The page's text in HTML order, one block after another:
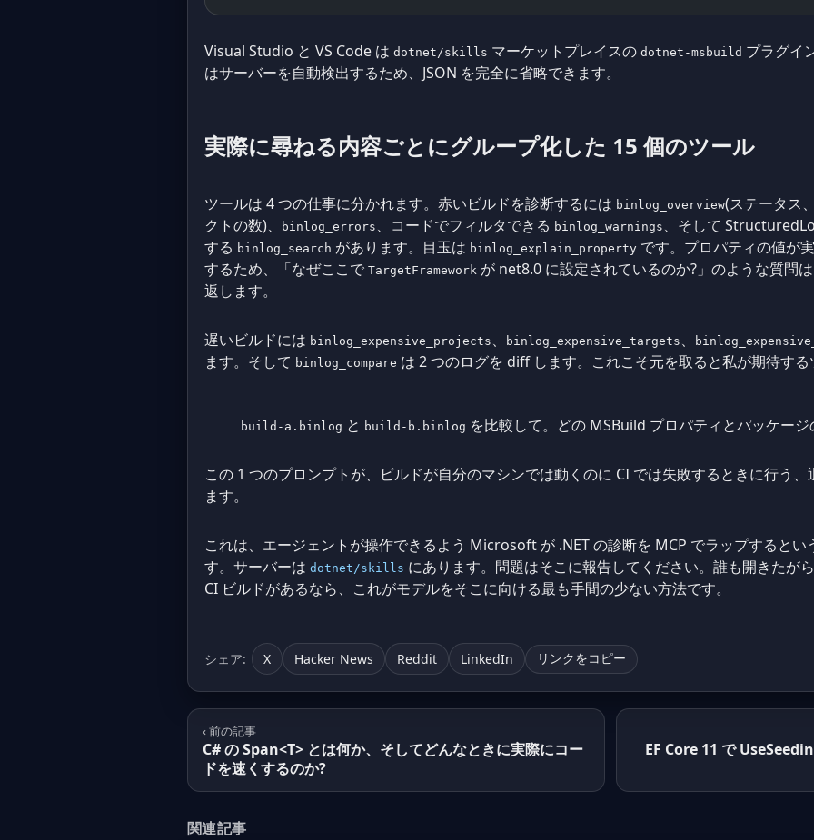
Visual Studio と VS Code は dotnet/skills マーケットプレイスの dotnet-msbuild プラグイ
はサーバーを自動検出するため、JSON を完全に省略できます。
実際に尋ねる内容ごとにグループ化した 15 個のツール
ツールは 4 つの仕事に分かれます。赤いビルドを診断するには binlog_overview(ステータス
クトの数)、
binlog_errors 、コードでフィルタできる binlog_warnings 、そして
する binlog_search があります。目玉は binlog_explain_property です。プロパティの値が
するため、「なぜここで TargetFramework が net8.0 に設定されているのか?」のような質問
返します。
遅いビルドには binlog_expensive_projects 、 binlog_expensive_targets 、
ます。そして binlog_compare は 2 つのログを diff します。これこそ元を取ると私が期待する
build-a.binlog と build-b.binlog を比較して。どの MSBuild プロパティとパッケー
この 1 つのプロンプトが、ビルドが自分のマシンでは動くのに CI では失敗するときに行う
ます。
これは、エージェントが操作できるよう Microsoft が .NET の診断を MCP でラップすると
す。サーバーは dotnet/skills にあります。問題はそこに報告してください。誰も開きたが
CI ビルドがあるなら、これがモデルをそこに向ける最も手間の少ない方法です。
シェア: X Hacker News Reddit LinkedIn リンクをコピー
‹ 前の記事
C# の Span<T> とは何か、そしてどんなときに実際にコー
ドを速くするのか?
EF Core 11 で
関連記事